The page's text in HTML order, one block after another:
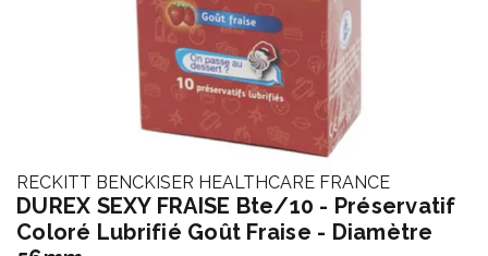
RECKITT BENCKISER HEALTHCARE FRANCE
DUREX SEXY FRAISE Bte/10 - Préservatif
Coloré Lubrifié Goût Fraise - Diamètre